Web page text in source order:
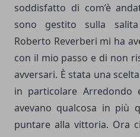
soddisfatto di com’è
sono gestito sulla salita
Roberto Reverberi mi ha
con il mio passo e di non
avversari. È stata una
in particolare Arredondo
avevano qualcosa in più
puntare alla vittoria. Ora